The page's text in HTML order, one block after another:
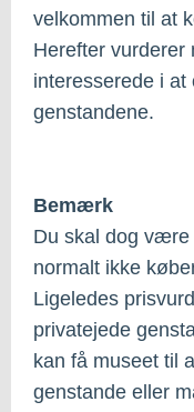
velkommen til at
Herefter vurderer
interesserede i at
genstandene.
Bemærk
Du skal dog
normalt ikke
Ligeledes
privatejede
kan få museet til
genstande eller